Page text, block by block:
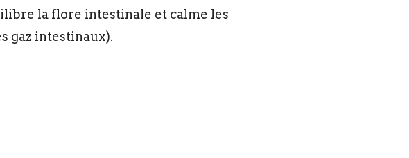
la flore intestinale et calme les
gaz intestinaux).